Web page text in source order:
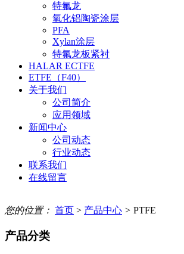
特氟龙
氧化铝陶瓷涂层
PFA
Xylan涂层
特氟龙板紧衬
HALAR ECTFE
ETFE（F40）
关于我们
公司简介
应用领域
新闻中心
公司动态
行业动态
联系我们
在线留言
您的位置： 首页 > 产品中心 > PTFE
产品分类